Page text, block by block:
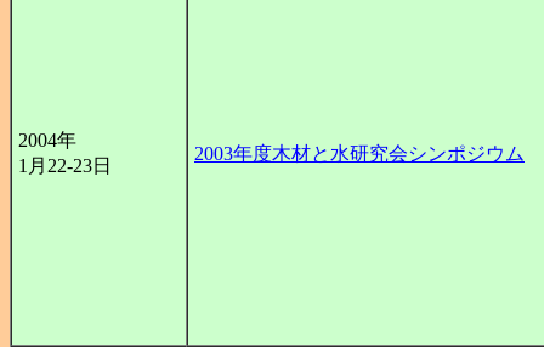
2004年
1月22-23日
2003年度木材と水研究会シンポジウム